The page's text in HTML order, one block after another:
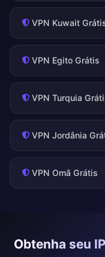
VPN Kuwait
VPN Egito Grátis
VPN Turquia
VPN Jordânia
VPN Omã Grátis
Obtenha seu